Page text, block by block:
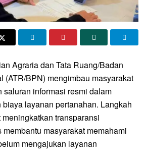
Agraria dan Tata Ruang/Badan
(ATR/BPN) mengimbau masyarakat
saluran informasi resmi dalam
layanan pertanahan. Langkah
transparansi
masyarakat memahami
mengajukan layanan